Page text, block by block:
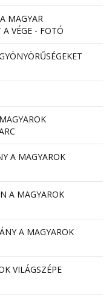
MAGYAR
VÉGE - FOTÓ
A MAGYAROK
A MAGYAROK
A MAGYAROK
VILÁGSZÉPE